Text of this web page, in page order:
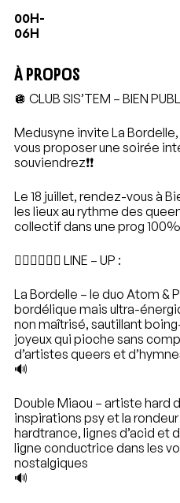
00H-
06H
À PROPOS
🪩 CLUB SIS’TEM – BIEN
Medusyne invite La
vous proposer une soirée
souviendrez❗️❗️
Le 18 juillet, rendez-vous à
les lieux au rythme des
collectif dans une prog 100%
❤️‍🔥❤️‍🔥❤️‍🔥 LINE – UP :
La Bordelle – le duo Atom &
bordélique mais ultra-
non maîtrisé, sautillant
joyeux qui pioche sans
d’artistes queers et
🔊
Double Miaou – artiste hard
inspirations psy et la
hardtrance, lignes d’acid et
ligne conductrice dans les
nostalgiques
🔊